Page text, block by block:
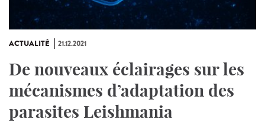
ACTUALITÉ 21.12.2021
De nouveaux éclairages sur les
mécanismes d’adaptation des
parasites Leishmania